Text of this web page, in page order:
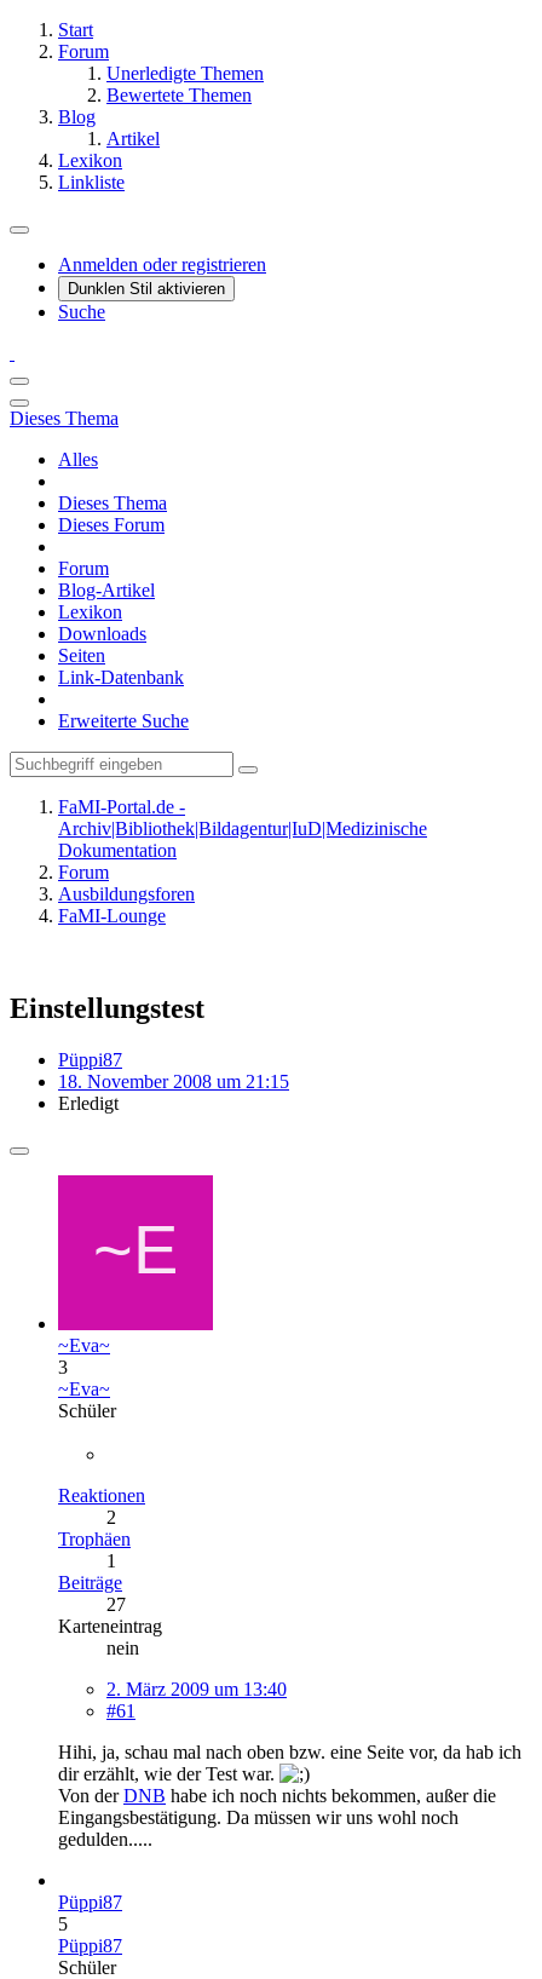
Start
Forum
Unerledigte Themen
Bewertete Themen
Blog
Artikel
Lexikon
Linkliste
Anmelden oder registrieren
Dunklen Stil aktivieren
Suche
Dieses Thema
Alles
Dieses Thema
Dieses Forum
Forum
Blog-Artikel
Lexikon
Downloads
Seiten
Link-Datenbank
Erweiterte Suche
FaMI-Portal.de -
Archiv|Bibliothek|Bildagentur|IuD|Medizinische
Dokumentation
Forum
Ausbildungsforen
FaMI-Lounge
Einstellungstest
Püppi87
18. November 2008 um 21:15
Erledigt
~Eva~
3
~Eva~
Schüler
Reaktionen
2
Trophäen
1
Beiträge
27
Karteneintrag
nein
2. März 2009 um 13:40
#61
Hihi, ja, schau mal nach oben bzw. eine Seite vor, da hab ich
dir erzählt, wie der Test war.
Von derDNB habe ich noch nichts bekommen, außer die
Eingangsbestätigung. Da müssen wir uns wohl noch
gedulden.....
Püppi87
5
Püppi87
Schüler